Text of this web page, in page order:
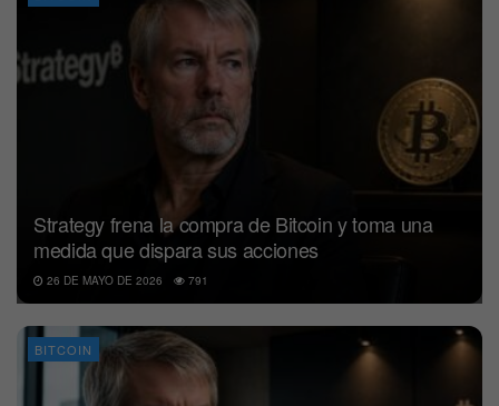
Strategy frena la compra de Bitcoin y toma una
medida que dispara sus acciones
26 DE MAYO DE 2026 791
BITCOIN